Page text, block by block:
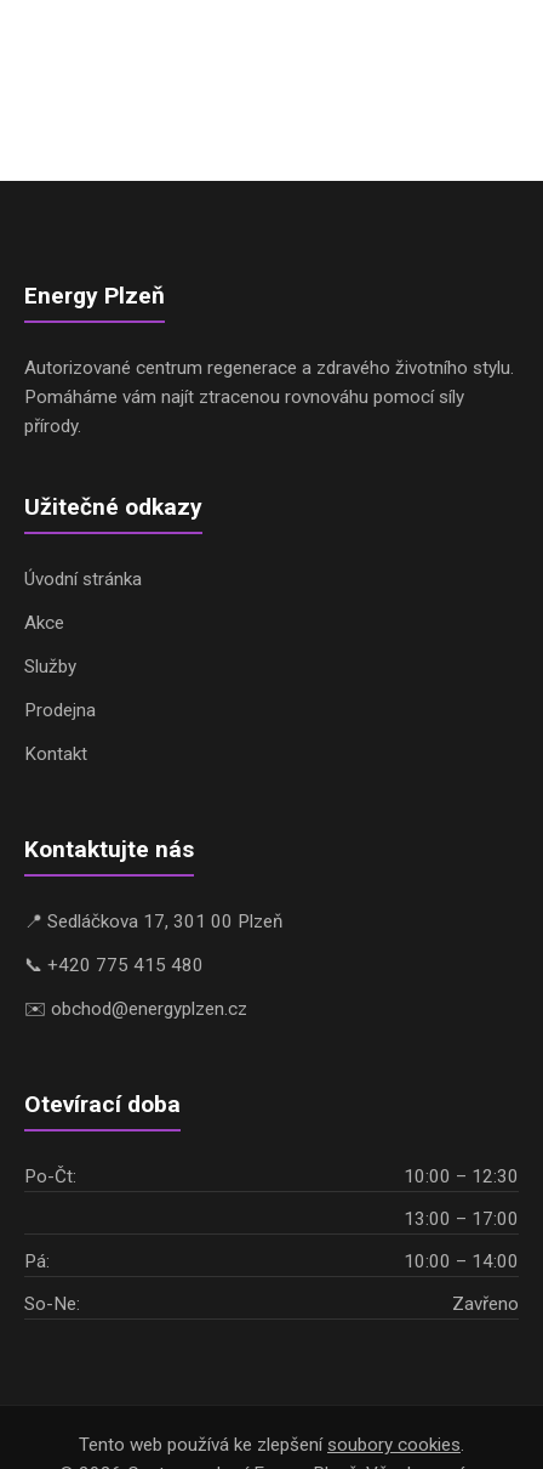
Energy Plzeň
Autorizované centrum regenerace a zdravého životního stylu.
Pomáháme vám najít ztracenou rovnováhu pomocí síly
přírody.
Užitečné odkazy
Úvodní stránka
Akce
Služby
Prodejna
Kontakt
Kontaktujte nás
📍 Sedláčkova 17, 301 00 Plzeň
📞 +420 775 415 480
✉️ obchod@energyplzen.cz
Otevírací doba
Po-Čt:
10:00 – 12:30
13:00 – 17:00
Pá:
10:00 – 14:00
So-Ne:
Zavřeno
Tento web používá ke zlepšení soubory cookies.